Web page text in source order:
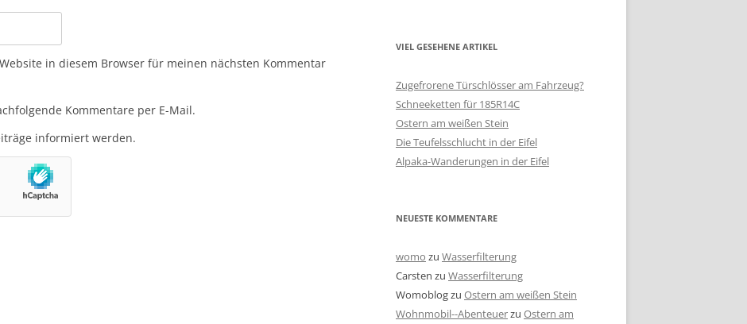
in diesem Browser für meinen nächsten Kommentar
Kommentare per E-Mail.
informiert werden.
VIEL GESEHENE ARTIKEL
Zugefrorene Türschlösser am Fahrzeug?
Schneeketten für 185R14C
Ostern am weißen Stein
Die Teufelsschlucht in der Eifel
Alpaka-Wanderungen in der Eifel
NEUESTE KOMMENTARE
womo zu Wasserfilterung
Carsten zu Wasserfilterung
Womoblogzu Ostern am weißen Stein
Wohnmobil--Abenteuerzu Ostern am